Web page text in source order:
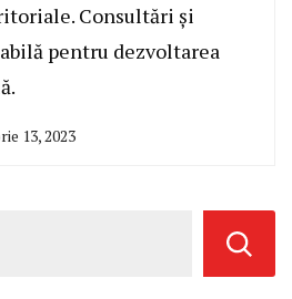
Consultări și
pentru dezvoltarea
13, 2023